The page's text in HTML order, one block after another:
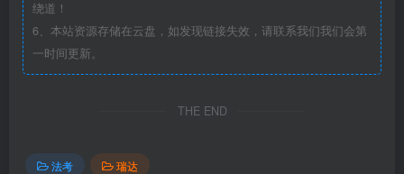
绕道！
6、本站资源存储在云盘，如发现链接失效，请联系我们我们会第
一时间更新。
THE END
法考 瑞达